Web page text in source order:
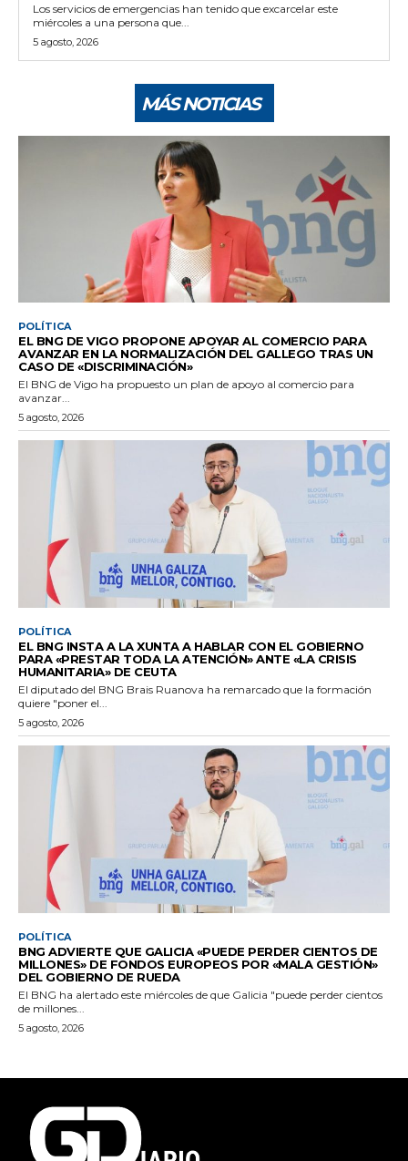
Los servicios de emergencias han tenido que excarcelar este
miércoles a una persona que...
5 agosto, 2026
MÁS NOTICIAS
POLÍTICA
EL BNG DE VIGO PROPONE APOYAR AL COMERCIO PARA
AVANZAR EN LA NORMALIZACIÓN DEL GALLEGO TRAS UN
CASO DE «DISCRIMINACIÓN»
El BNG de Vigo ha propuesto un plan de apoyo al comercio para
avanzar...
5 agosto, 2026
POLÍTICA
EL BNG INSTA A LA XUNTA A HABLAR CON EL GOBIERNO
PARA «PRESTAR TODA LA ATENCIÓN» ANTE «LA CRISIS
HUMANITARIA» DE CEUTA
El diputado del BNG Brais Ruanova ha remarcado que la formación
quiere "poner el...
5 agosto, 2026
POLÍTICA
BNG ADVIERTE QUE GALICIA «PUEDE PERDER CIENTOS DE
MILLONES» DE FONDOS EUROPEOS POR «MALA GESTIÓN»
DEL GOBIERNO DE RUEDA
El BNG ha alertado este miércoles de que Galicia "puede perder cientos
de millones...
5 agosto, 2026